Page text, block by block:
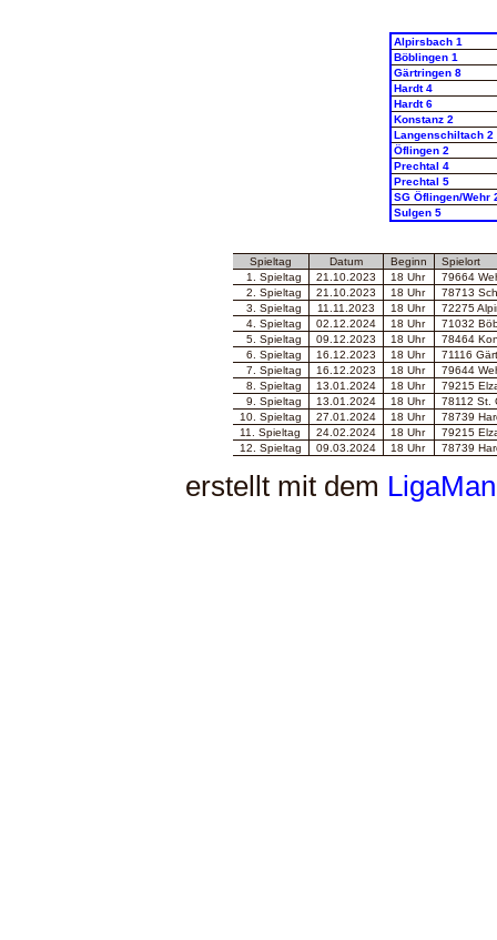
Alpirsbach 1
Böblingen 1
Gärtringen 8
Hardt 4
Hardt 6
Konstanz 2
Langenschiltach 2
Öflingen 2
Prechtal 4
Prechtal 5
SG Öflingen/Wehr
Sulgen 5
Spieltag Datum Beginn
Spielort
1. Spieltag
21.10.2023 18 Uhr
79664
2. Spieltag
21.10.2023 18 Uhr
78713
3. Spieltag
11.11.2023 18 Uhr
72275
4. Spieltag
02.12.2024 18 Uhr
71032
5. Spieltag
09.12.2023 18 Uhr
78464
6. Spieltag
16.12.2023 18 Uhr
71116
7. Spieltag
16.12.2023 18 Uhr
79644
8. Spieltag
13.01.2024 18 Uhr
79215
9. Spieltag
13.01.2024 18 Uhr
78112 St.
10. Spieltag
27.01.2024 18 Uhr
78739
11. Spieltag
24.02.2024 18 Uhr
79215
12. Spieltag
09.03.2024 18 Uhr 78739
erstellt mit dem